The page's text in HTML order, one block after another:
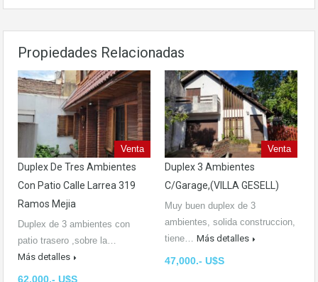
Propiedades Relacionadas
Venta
Duplex De Tres Ambientes
Con Patio Calle Larrea 319
Ramos Mejia
Duplex de 3 ambientes con
patio trasero ,sobre la…
Más detalles
62,000.- U$S
Venta
Duplex 3 Ambientes
C/garage,(VILLA GESELL)
Muy buen duplex de 3
ambientes, solida construccion,
tiene… Más detalles
47,000.- U$S